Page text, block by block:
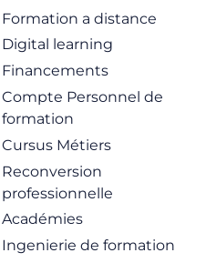
Formation a distance
Digital learning
Financements
Compte Personnel de
formation
Cursus Métiers
Reconversion
professionnelle
Académies
Ingenierie de formation